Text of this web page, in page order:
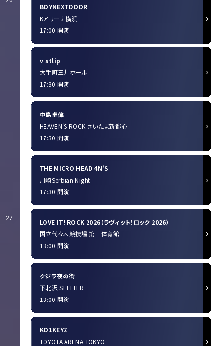
27
BOYNEXTDOOR
Kアリーナ横浜
17:00 開演
vistlip
大手町三井ホール
17:30 開演
中島卓偉
HEAVEN'S ROCK さいたま新都心
17:30 開演
THE MICRO HEAD 4N'S
川崎Serbian Night
17:30 開演
LOVE IT! ROCK 2026（ラヴィット！ロック 2026）
国立代々木競技場 第一体育館
18:00 開演
クジラ夜の街
下北沢 SHELTER
18:00 開演
KO1KEYZ
TOYOTA ARENA TOKYO